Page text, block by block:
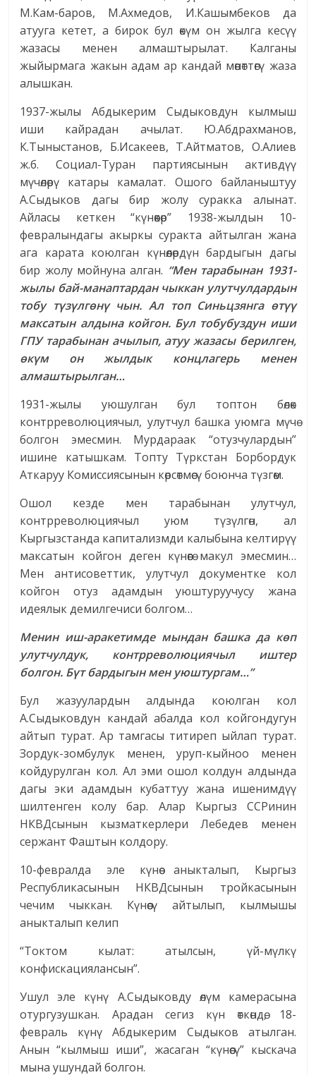
М.Кам-баров, М.Ахмедов, И.Кашымбеков да
атууга кетет, а бирок бул өкүм он жылга кесүү
жазасы менен алмаштырылат. Калганы
жыйырмага жакын адам ар кандай мөө­нөттөгү жаза
алышкан.
1937-жылы Абдыкерим Сыдыковдун кылмыш
иши кайрадан ачылат. Ю.Абдрахманов,
К.Тыныстанов, Б.Исакеев, Т.Айтматов, О.Алиев
ж.б. Социал-Туран партиясынын активдүү
мүчөлөрү катары камалат. Ошого байланыштуу
А.Сыдыков дагы бир жолу суракка алынат.
Айласы кеткен “күнөөкөр” 1938-жылдын 10-
февралындагы акыркы суракта айтылган жана
ага карата коюлган күнөөлөрдүн бардыгын дагы
бир жолу мойнуна алган. “Мен тарабынан 1931-
жылы бай-манаптардан чыккан улутчулдардын
тобу түзүлгөнү чын. Ал топ Синьцзянга өтүү
максатын алдына койгон. Бул тобубуздун иши
ГПУ тарабынан ачылып, атуу жазасы берилген,
өкүм он жылдык концлагерь менен
алмаштырылган…
1931-жылы уюшулган бул топтон бөлөк
контрреволюциячыл, улутчул башка уюмга мүчө
болгон эмесмин. Мурдараак “отузчулардын”
ишине катышкам. Топту Түркстан Борбордук
Аткаруу Комиссиясынын көрсөтмөсү боюнча түзгөм.
Ошол кезде мен тарабынан улутчул,
контрреволюциячыл уюм түзүлгөн, ал
Кыргызстанда капитализмди калыбына келтирүү
максатын койгон деген күнөөгө макул эмесмин…
Мен антисоветтик, улутчул документке кол
койгон отуз адамдын уюштуруучусу жана
идеялык демилгечиси болгом…
Менин иш-аракетимде мындан башка да көп
улутчулдук, контрреволюциячыл иштер
болгон. Бүт бардыгын мен уюштургам…”
Бул жазуулардын алдында коюлган кол
А.Сыдыковдун кандай абалда кол койгондугун
айтып турат. Ар тамгасы титиреп ыйлап турат.
Зордук-зомбулук менен, уруп-кыйноо менен
койдурулган кол. Ал эми ошол колдун алдында
дагы эки адамдын кубаттуу жана ишенимдүү
шилтенген колу бар. Алар Кыргыз ССРинин
НКВДсынын кызматкерлери Лебедев менен
сержант Фаштын колдору.
10-февралда эле күнөө аныкталып, Кыргыз
Республикасынын НКВДсынын тройкасынын
чечим чыккан. Күнөөсү айтылып, кылмышы
аныкталып келип
“Токтом кылат: атылсын, үй-мүлкү
конфискациялансын”.
Ушул эле күнү А.Сыдыковду өлүм камерасына
отургузушкан. Арадан сегиз күн өткөндө, 18-
февраль күнү Абдыкерим Сыдыков атылган.
Анын “кылмыш иши”, жасаган “күнөөсү” кыскача
мына ушундай болгон.